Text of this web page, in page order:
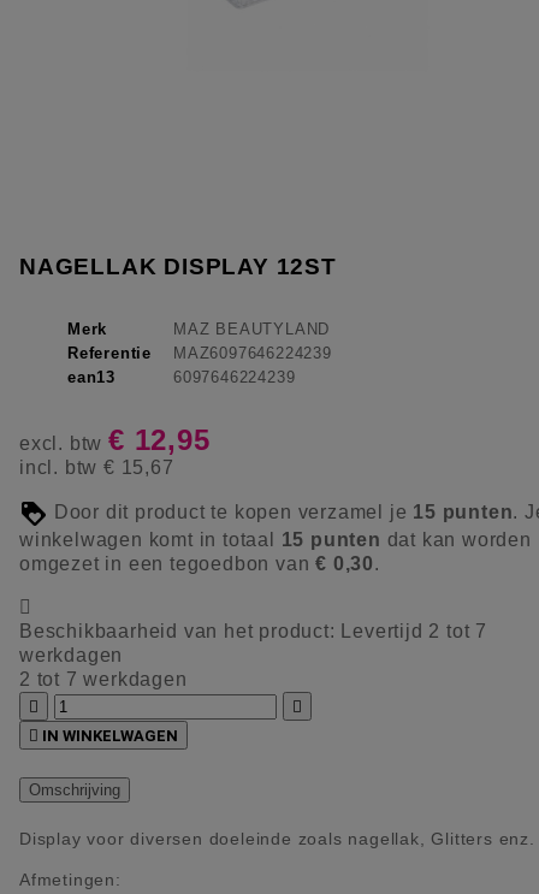
NAGELLAK DISPLAY 12ST
Merk
MAZ BEAUTYLAND
Referentie
MAZ6097646224239
ean13
6097646224239
excl. btw € 12,95
incl. btw € 15,67
Door dit product te kopen verzamel je 15 punten.
winkelwagen komt in totaal 15 punten dat kan worden
omgezet in een tegoedbon van€ 0,30.

Beschikbaarheid van het product:
Levertijd 2 tot 7
werkdagen
2 tot 7 werkdagen


 IN WINKELWAGEN
Omschrijving
Display voor diversen doeleinde zoals nagellak, Glitters enz.
Afmetingen: